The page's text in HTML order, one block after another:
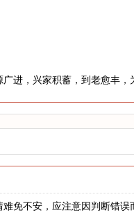
进，兴家积蓄，到老愈丰，
免不安，应注意因判断错